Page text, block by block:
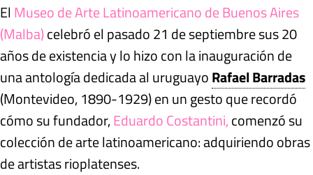
El Museo de Arte Latinoamericano de Buenos Aires
(Malba)celebró el pasado 21 de septiembre sus 20
años de existencia y lo hizo con la inauguración de
una antología dedicada al uruguayoRafael Barradas
(Montevideo, 1890-1929) en un gesto que recordó
cómo su fundador,Eduardo Costantini,comenzó su
colección de arte latinoamericano: adquiriendo obras
de artistas rioplatenses.